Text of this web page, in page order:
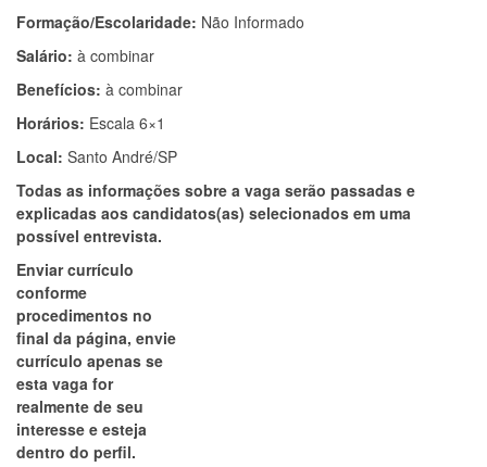
Formação/Escolaridade: Não Informado
Salário: à combinar
Benefícios: à combinar
Horários: Escala 6×1
Local: Santo André/SP
Todas as informações sobre a vaga serão passadas e
explicadas aos candidatos(as) selecionados em uma
possível entrevista.
Enviar currículo
conforme
procedimentos no
final da página, envie
currículo apenas se
esta vaga for
realmente de seu
interesse e esteja
dentro do perfil.